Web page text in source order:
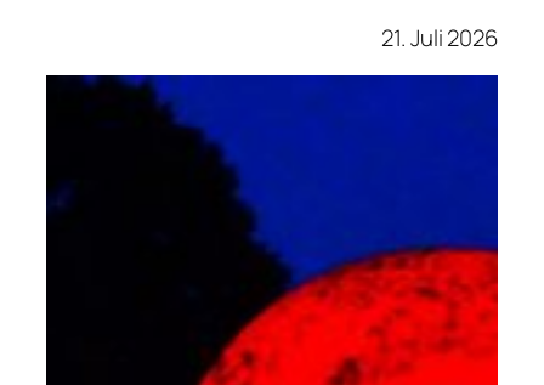
21. Juli 2026